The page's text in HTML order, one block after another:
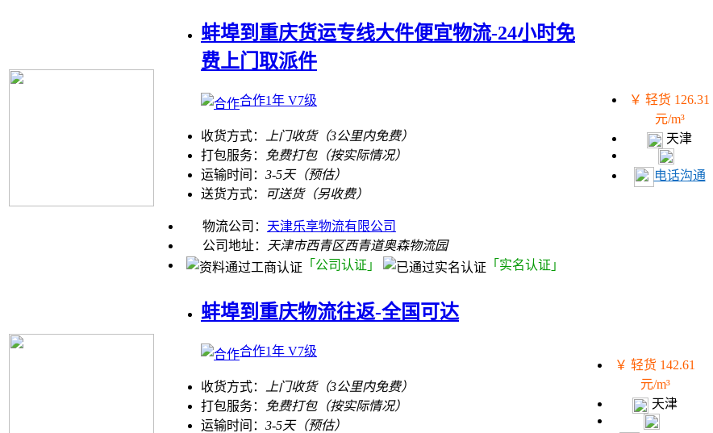
蚌埠到重庆货运专线大件便宜物流-24小时免
费上门取派件
合作1年 V7级
收货方式：
上门收货（3公里内免费）
打包服务：
免费打包（按实际情况）
运输时间： 3-5天（预估）
送货方式：
可送货（另收费）
物流公司： 天津乐享物流有限公司
公司地址：
天津市西青区西青道奥森物流园
「公司认证」
「实名认证」
￥ 轻货 126.31
元/m³
天津
电话沟通
蚌埠到重庆物流往返-全国可达
合作1年 V7级
收货方式：
上门收货（3公里内免费）
打包服务：
免费打包（按实际情况）
运输时间： 3-5天（预估）
￥ 轻货 142.61
元/m³
天津